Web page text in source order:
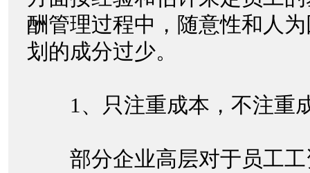
酬管理过程中，随意性和人
划的成分过少。
1、只注重成本，不注重
部分企业高层对于员工工